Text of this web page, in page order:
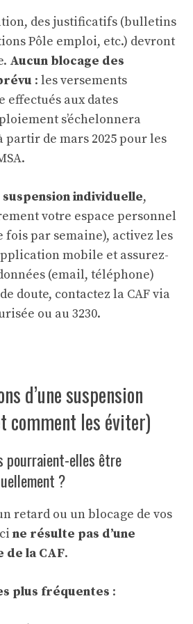
des justificatifs (bulletins
Pôle emploi, etc.) devront
Aucun blocage des
: les versements
effectués aux dates
s’échelonnera
partir de mars 2025 pour les
individuelle,
votre espace personnel
fois par semaine), activez les
mobile et assurez-
(email, téléphone)
doute, contactez la CAF via
ou au 3230.
d’une suspension
comment les éviter)
pourraient-elles être
?
retard ou un blocage de vos
ne résulte pas d’une
de la CAF.
plus fréquentes :